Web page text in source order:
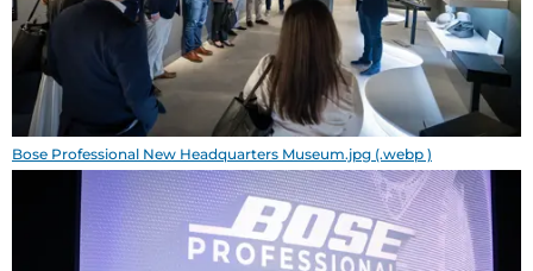
Bose Professional New Headquarters Museum.jpg (.webp )